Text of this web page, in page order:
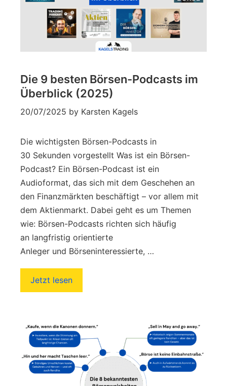
Die 9 besten Börsen-Podcasts im
Überblick (2025)
20/07/2025 by Karsten Kagels
Die wichtigsten Börsen-Podcasts in
30 Sekunden vorgestellt Was ist ein Börsen-
Podcast? Ein Börsen-Podcast ist ein
Audioformat, das sich mit dem Geschehen an
den Finanzmärkten beschäftigt – vor allem mit
dem Aktienmarkt. Dabei geht es um Themen
wie: Börsen-Podcasts richten sich häufig
an langfristig orientierte
Anleger und Börseninteressierte, …
Jetzt lesen